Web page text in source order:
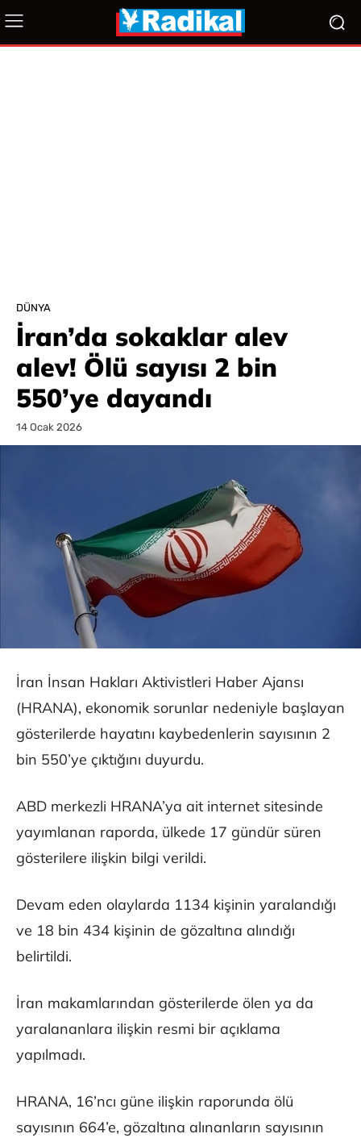
DÜNYA
İran’da sokaklar alev
alev! Ölü sayısı 2 bin
550’ye dayandı
14 Ocak 2026
İran İnsan Hakları Aktivistleri Haber Ajansı
(HRANA), ekonomik sorunlar nedeniyle başlayan
gösterilerde hayatını kaybedenlerin sayısının 2
bin 550’ye çıktığını duyurdu.
ABD merkezli HRANA’ya ait internet sitesinde
yayımlanan raporda, ülkede 17 gündür süren
gösterilere ilişkin bilgi verildi.
Devam eden olaylarda 1134 kişinin yaralandığı
ve 18 bin 434 kişinin de gözaltına alındığı
belirtildi.
İran makamlarından gösterilerde ölen ya da
yaralananlara ilişkin resmi bir açıklama
yapılmadı.
HRANA, 16’ncı güne ilişkin raporunda ölü
sayısının 664’e, gözaltına alınanların sayısının